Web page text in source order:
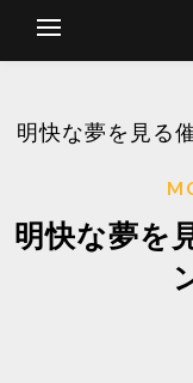
明快な夢を見る
明快な夢を